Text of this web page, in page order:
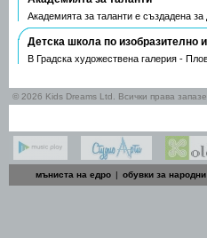
Академията за таланти е създадена
Детска школа по изобразително
В Градска художествена галерия -
© 2026 Kids Dreams Ltd. Всички права
мъниста на едро | обувки за